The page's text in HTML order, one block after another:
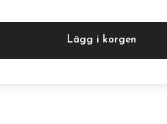
Lägg i korgen